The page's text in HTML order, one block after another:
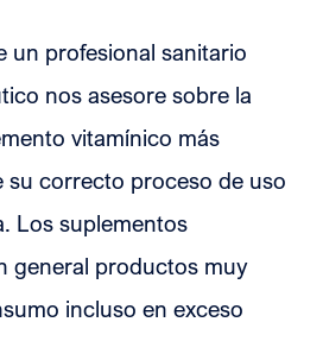
un profesional sanitario
nos asesore sobre la
vitamínico más
su correcto proceso de uso
Los suplementos
general productos muy
incluso en exceso